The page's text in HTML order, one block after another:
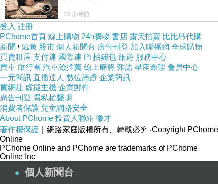
嚴選專櫃級100?tton
USA高質感美國棉料
棉線扎實，呈現超柔
手感與自然彈性，更
加舒適透氣
經高溫扭立測試、定
型處理，衣物不易變
形
強縫線，車工細膩
13 小時前
登入 註冊
PChome首頁 線上購物 24h購物 書店 露天拍賣 比比昂代購
新聞 /氣象 股市 個人新聞台 廣告刊登 加入聯播網 全球購物
買賣租屋 支付連 國際連 Pi 拍錢包 旅遊 服務中心
買車 旅行團 汽車險推薦 線上麻將 雜誌 星座命理 會員中心
一元簡訊 直播達人 數位憑證 企業簡訊
買網址 虛擬主機 企業郵件
廣告刊登 隱私權聲明
消費者保護 兒童網路安全
About PChome 投資人聯絡 徵才
著作權保護 ｜網路家庭版權所有、轉載必究 ‧Copyright PChome
Online
PChome Online and PChome are trademarks of PChome
Online Inc.
個人新聞台